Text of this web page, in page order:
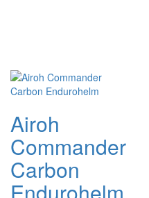
Airoh
Commander
Carbon